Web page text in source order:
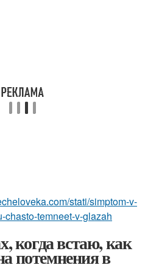
stati/simptom-v-
chasto-temneet-v-glazah
когда встаю, как
потемнения в